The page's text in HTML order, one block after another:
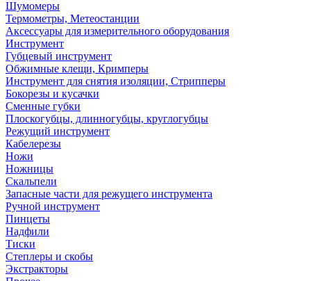
Шумомеры
Термометры, Метеостанции
Аксессуары для измерительного оборудования
Инструмент
Губцевый инструмент
Обжимные клещи, Кримперы
Инструмент для снятия изоляции, Стрипперы
Бокорезы и кусачки
Сменные губки
Плоскогубцы, длинногубцы, круглогубцы
Режущий инструмент
Кабелерезы
Ножи
Ножницы
Скальпели
Запасные части для режущего инструмента
Ручной инструмент
Пинцеты
Надфили
Тиски
Степлеры и скобы
Экстракторы